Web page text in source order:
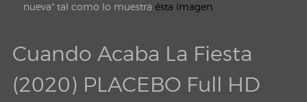
nueva" tal como lo muestra ésta imagen.
Cuando Acaba La Fiesta
(2020) PLACEBO Full HD